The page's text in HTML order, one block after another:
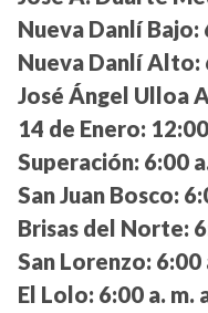
Nueva Danlí Bajo:
Nueva Danlí Alto:
José Ángel Ulloa
14 de Enero:
Superación: 6:00
San Juan Bosco:
Brisas del Norte:
San Lorenzo: 6:00
El Lolo: 6:00 a. m.